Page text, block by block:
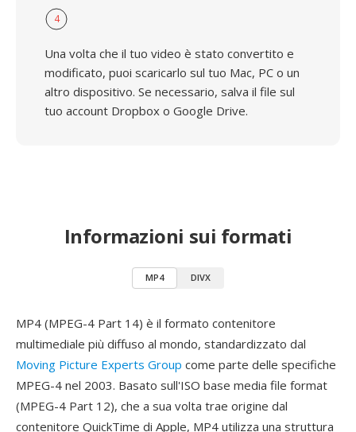
4
Una volta che il tuo video è stato convertito e
modificato, puoi scaricarlo sul tuo Mac, PC o un
altro dispositivo. Se necessario, salva il file sul
tuo account Dropbox o Google Drive.
Informazioni sui formati
MP4 DIVX
MP4 (MPEG-4 Part 14) è il formato contenitore
multimediale più diffuso al mondo, standardizzato dal
Moving Picture Experts Group come parte delle specifiche
MPEG-4 nel 2003. Basato sull'ISO base media file format
(MPEG-4 Part 12), che a sua volta trae origine dal
contenitore QuickTime di Apple, MP4 utilizza una struttura